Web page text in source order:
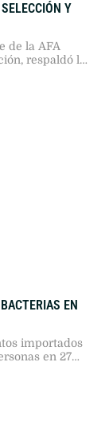
Y
de la AFA
respaldó la
la
EN
importados
en 27
retiraron el